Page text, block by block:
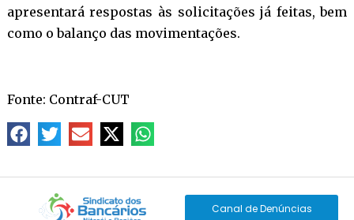
apresentará respostas às solicitações já feitas, bem
como o balanço das movimentações.
Fonte: Contraf-CUT
Canal de Denúncias